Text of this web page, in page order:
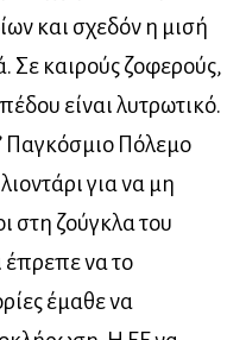
και σχεδόν η μισή
Σε καιρούς ζοφερούς,
είναι λυτρωτικό.
Παγκόσμιο Πόλεμο
για να μη
στη ζούγκλα του
έπρεπε να το
έμαθε να